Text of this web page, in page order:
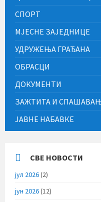
СПОРТ
МЈЕСНЕ ЗАЈЕДНИЦЕ
УДРУЖЕЊА ГРАЂАНА
ОБРАСЦИ
ДОКУМЕНТИ
ЗАЖТИТА И
ЈАВНЕ НАБАВКЕ
СВЕ НОВОСТИ
јул 2026(2)
јун 2026(12)